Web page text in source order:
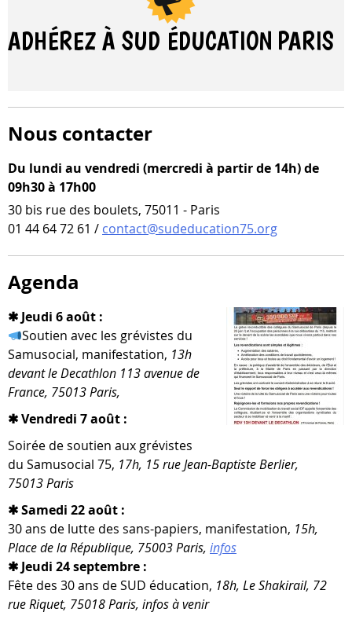
ADHÉREZ À SUD ÉDUCATION PARIS
Nous contacter
Du lundi au vendredi (mercredi à partir de 14h) de
09h30 à 17h00
30 bis rue des boulets, 75011 - Paris
01 44 64 72 61 / contact@sudeducation75.org
Agenda
✱ Jeudi 6 août :
Soutien avec les gré­vistes du
Samusocial, mani­fes­ta­tion, 13h
devant le Decathlon 113 ave­nue de
France, 75013 Paris,
✱ Vendredi 7 août :
Soirée de sou­tien aux gré­vistes
du Samusocial 75, 17h, 15 rue Jean-​Baptiste Berlier,
75013 Paris
✱ Samedi 22 août :
30 ans de lutte des sans-​papiers, mani­fes­ta­tion, 15h,
Place de la République, 75003 Paris, infos
✱ Jeudi 24 septembre :
Fête des 30 ans de SUD édu­ca­tion, 18h, Le Shakirail, 72
rue Riquet, 75018 Paris, infos à venir